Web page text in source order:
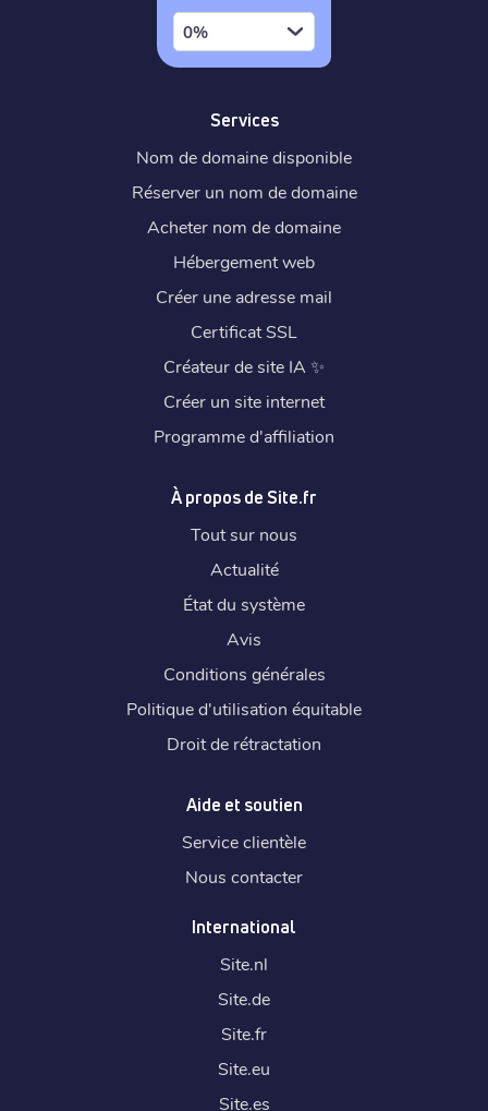
0%
Services
Nom de domaine disponible
Réserver un nom de domaine
Acheter nom de domaine
Hébergement web
Créer une adresse mail
Certificat SSL
Créateur de site IA ✨
Créer un site internet
Programme d'affiliation
À propos de Site.fr
Tout sur nous
Actualité
État du système
Avis
Conditions générales
Politique d'utilisation équitable
Droit de rétractation
Aide et soutien
Service clientèle
Nous contacter
International
Site.nl
Site.de
Site.fr
Site.eu
Site.es